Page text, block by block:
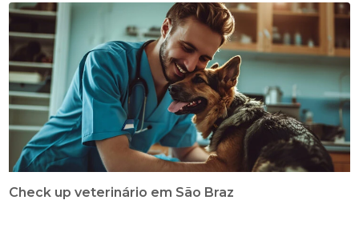
Check up veterinário em São Braz